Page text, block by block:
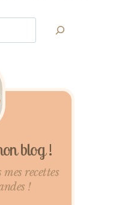
blog !
recettes
!